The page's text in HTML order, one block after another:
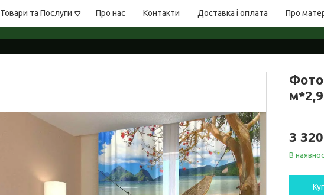
Товари та Послуги Про нас Контакти Доставка і оплата Про
3
В